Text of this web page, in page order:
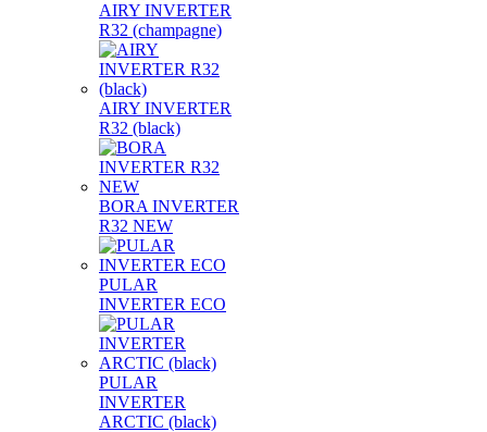
AIRY INVERTER
R32 (champagne)
AIRY INVERTER
R32 (black)
BORA INVERTER
R32 NEW
PULAR
INVERTER ECO
PULAR
INVERTER
ARCTIC (black)